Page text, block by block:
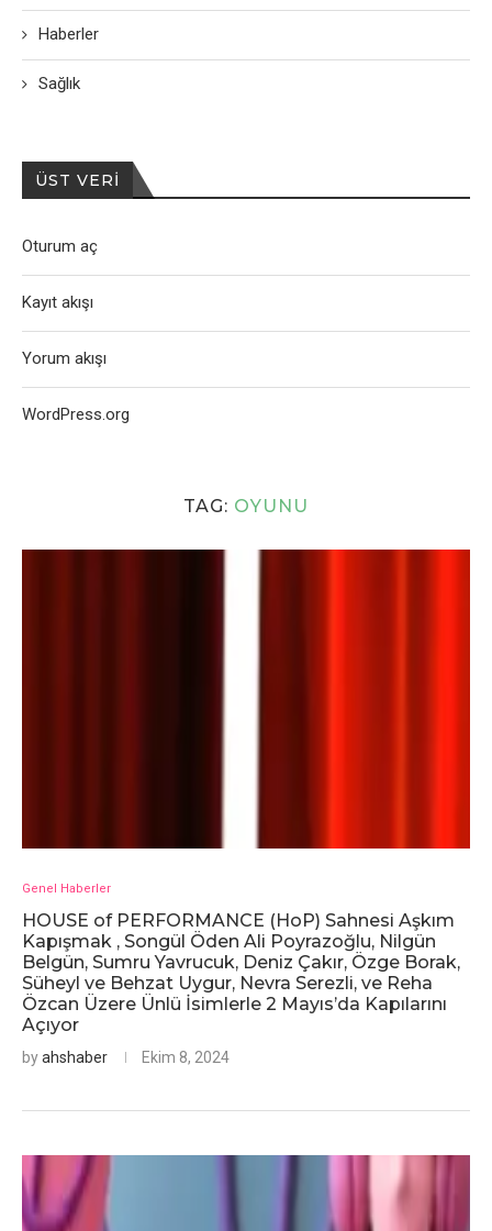
TAG: OYUNU
Genel Haberler
HOUSE of PERFORMANCE (HoP) Sahnesi Aşkım
Kapışmak , Songül Öden Ali Poyrazoğlu, Nilgün
Belgün, Sumru Yavrucuk, Deniz Çakır, Özge Borak,
Süheyl ve Behzat Uygur, Nevra Serezli, ve Reha
Özcan Üzere Ünlü İsimlerle 2 Mayıs’da Kapılarını
Açıyor
byahshaber Ekim 8, 2024
Haberler
Sağlık
ÜST VERI
Oturum aç
Kayıt akışı
Yorum akışı
WordPress.org